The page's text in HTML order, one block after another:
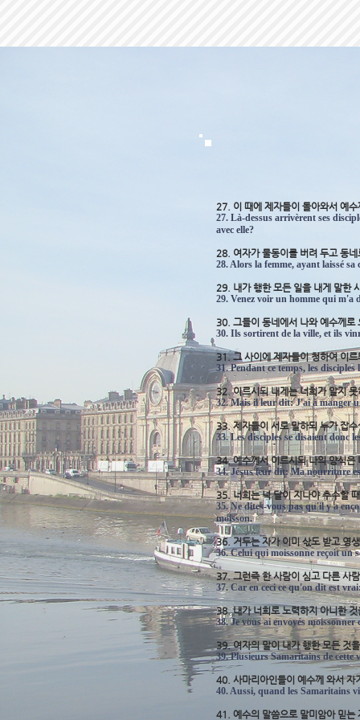
27. 이 때에 제자들이 돌아와서 예
27. Là-dessus arrivèrent ses
avec elle?
28. 여자가 물동이를 버려 두고 동
28. Alors la femme, ayant laissé
29. 내가 행한 모든 일을 내게 말한
29. Venez voir un homme qui m'a
30. 그들이 동네에서 나와 예수께로
30. Ils sortirent de la ville, et ils
31. 그 사이에 제자들이 청하여 이
31. Pendant ce temps, les
32. 이르시되 내게는 너희가 알지
32. Mais il leur dit: J'ai à manger
33. 제자들이 서로 말하되 누가 잡
33. Les disciples se disaient donc
34. 예수께서 이르시되 나의 양식은
34. Jésus leur dit: Ma nourriture
35. 너희는 넉 달이 지나야 추수할
35. Ne dites-vous pas qu'il y a
moisson.
36. 거두는 자가 이미 삯도 받고 영
36. Celui qui moissonne reçoit un
37. 그런즉 한 사람이 심고 다른 사
37. Car en ceci ce qu'on dit est
38. 내가 너희로 노력하지 아니한
38. Je vous ai envoyés
39. 여자의 말이 내가 행한 모든 것
39. Plusieurs Samaritains de
40. 사마리아인들이 예수께 와서 자
40. Aussi, quand les Samaritains
41. 예수의 말씀으로 말미암아 믿는